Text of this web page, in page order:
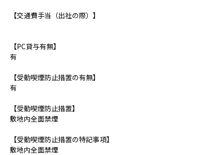
【交通費手当（出社の際）】
【PC貸与有無】
有
【受動喫煙防止措置の有無】
有
【受動喫煙防止措置】
敷地内全面禁煙
【受動喫煙防止措置の特記事項】
敷地内全面禁煙